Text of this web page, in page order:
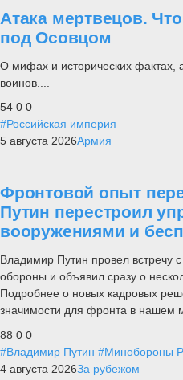
Атака мертвецов.
под Осовцом
О мифах и исторических фактах,
воинов....
54 0 0
#Российская империя
5 августа 2026Армия
Фронтовой опыт
Путин перестроил
вооружениями и
Владимир Путин провел встречу
обороны и объявил сразу о
Подробнее о новых кадровых
значимости для фронта в нашем
88 0 0
#Владимир Путин #Минобороны
4 августа 2026За рубежом